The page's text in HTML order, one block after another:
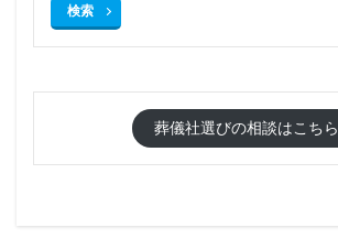
検索
葬儀社選びの相談はこちら